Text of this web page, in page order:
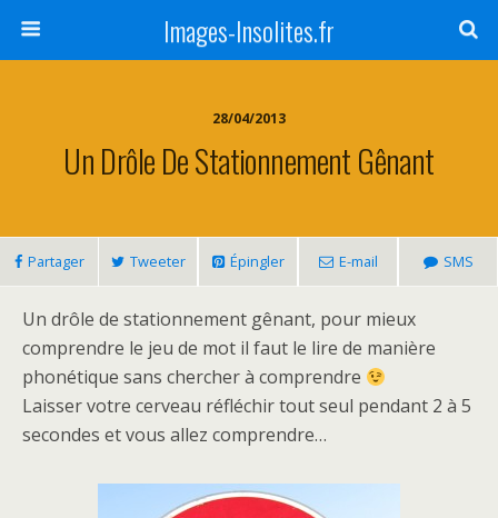
Images-Insolites.fr
28/04/2013
Un Drôle De Stationnement Gênant
Partager Tweeter Épingler E-mail SMS
Un drôle de stationnement gênant, pour mieux
comprendre le jeu de mot il faut le lire de manière
phonétique sans chercher à comprendre
Laisser votre cerveau réfléchir tout seul pendant 2 à 5
secondes et vous allez comprendre…